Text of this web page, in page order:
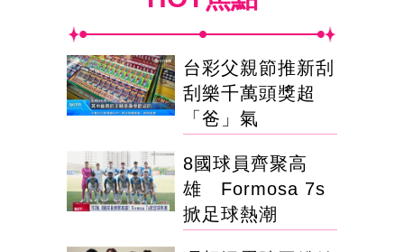
台彩父親節推新刮
刮樂千萬頭獎超
「爸」氣
8國球員齊聚高
雄 Formosa 7s
掀足球熱潮